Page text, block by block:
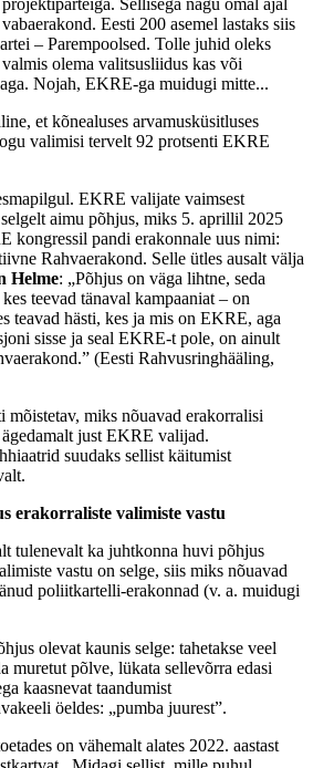
Eesti 200 asemel lastaks siis
– Parempoolsed. Tolle juhid oleks
olema valitsusliidus kas või
Nojah, EKRE-ga muidugi mitte...
et kõnealuses arvamusküsitluses
valimisi tervelt 92 protsenti EKRE
EKRE valijate vaimsest
selgelt aimu põhjus, miks 5. aprillil 2025
kongressil pandi erakonnale uus nimi:
Rahvaerakond. Selle ütles ausalt välja
Helme: „Põhjus on väga lihtne, seda
teevad tänaval kampaaniat – on
teavad hästi, kes ja mis on EKRE, aga
sisse ja seal EKRE-t pole, on ainult
(Eesti Rahvusringhääling,
mõistetav, miks nõuavad erakorralisi
just EKRE valijad.
suudaks sellist käitumist
erakorraliste valimiste vastu
tulenevalt ka juhtkonna huvi põhjus
vastu on selge, siis miks nõuavad
poliitkartelli-erakonnad (v. a. muidugi
olevat kaunis selge: tahetakse veel
muretut põlve, lükata sellevõrra edasi
kaasnevat taandumist
öeldes: „pumba juurest”.
on vähemalt alates 2022. aastast